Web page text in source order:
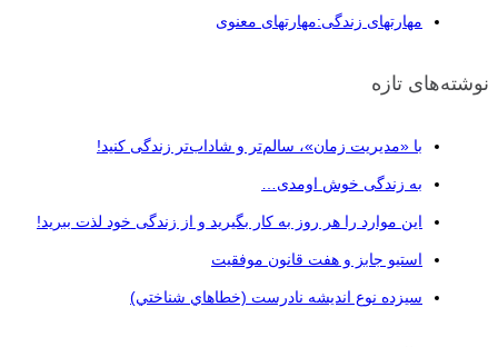
مهارتهای زندگی:مهارتهای معنوی
نوشته‌های تازه
با «مدیریت زمان»، سالم‌تر و شاداب‌تر زندگی کنید!
به زندگی خوش اومدی…
این موارد را هر روز به کار بگیرید و از زندگی خود لذت ببرید!
استیو جابز و هفت قانون موفقیت
سيزده نوع انديشه نادرست (خطاهاي شناختي)